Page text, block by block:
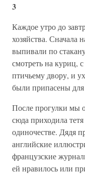
3
Каждое утро до
хозяйства. Сначала
выпивали по
смотреть на куриц,
птичьему двору, и
были припасены для
После прогулки мы
сюда приходила
одиночестве. Дядя
английские
французские
ей нравилось или